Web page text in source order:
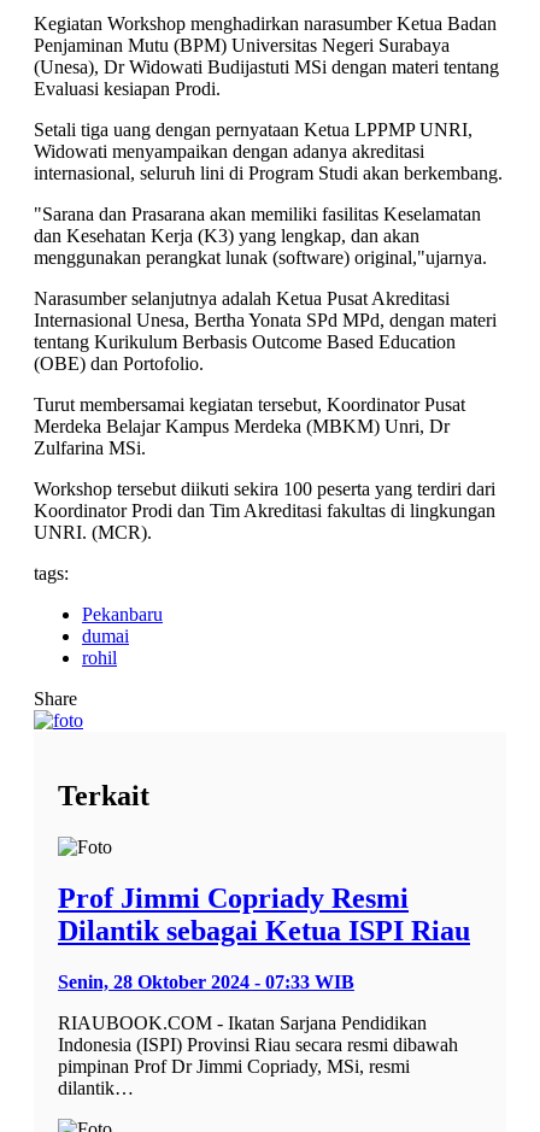
Kegiatan Workshop menghadirkan narasumber Ketua Badan
Penjaminan Mutu (BPM) Universitas Negeri Surabaya
(Unesa), Dr Widowati Budijastuti MSi dengan materi tentang
Evaluasi kesiapan Prodi.
Setali tiga uang dengan pernyataan Ketua LPPMP UNRI,
Widowati menyampaikan dengan adanya akreditasi
internasional, seluruh lini di Program Studi akan berkembang.
"Sarana dan Prasarana akan memiliki fasilitas Keselamatan
dan Kesehatan Kerja (K3) yang lengkap, dan akan
menggunakan perangkat lunak (software) original,"ujarnya.
Narasumber selanjutnya adalah Ketua Pusat Akreditasi
Internasional Unesa, Bertha Yonata SPd MPd, dengan materi
tentang Kurikulum Berbasis Outcome Based Education
(OBE) dan Portofolio.
Turut membersamai kegiatan tersebut, Koordinator Pusat
Merdeka Belajar Kampus Merdeka (MBKM) Unri, Dr
Zulfarina MSi.
Workshop tersebut diikuti sekira 100 peserta yang terdiri dari
Koordinator Prodi dan Tim Akreditasi fakultas di lingkungan
UNRI. (MCR).
tags:
Pekanbaru
dumai
rohil
Share
Terkait
Prof Jimmi Copriady Resmi
Dilantik sebagai Ketua ISPI Riau
Senin, 28 Oktober 2024 - 07:33 WIB
RIAUBOOK.COM - Ikatan Sarjana Pendidikan
Indonesia (ISPI) Provinsi Riau secara resmi dibawah
pimpinan Prof Dr Jimmi Copriady, MSi, resmi
dilantik…